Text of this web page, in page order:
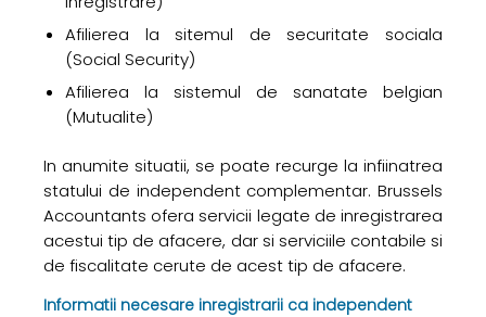
Afilierea la sitemul de securitate sociala
(Social Security)
Afilierea la sistemul de sanatate belgian
(Mutualite)
In anumite situatii, se poate recurge la infiinatrea
statului de independent complementar. Brussels
Accountants ofera servicii legate de inregistrarea
acestui tip de afacere, dar si serviciile contabile si
de fiscalitate cerute de acest tip de afacere.
Informatii necesare inregistrarii ca independent